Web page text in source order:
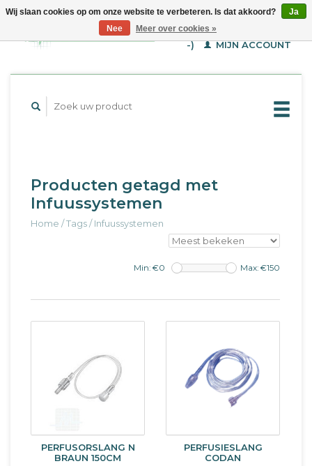
WINKELWAGEN (€--,-
-)
MIJN ACCOUNT
Producten getagd met
Infuussystemen
Home /Tags/Infuussystemen
Min: €0 Max: €150
PERFUSORSLANG N
BRAUN 150CM
PERFUSIESLANG
CODAN
Wij slaan cookies op om onze website te verbeteren. Is dat akkoord?
Ja
Nee
Meer over cookies »